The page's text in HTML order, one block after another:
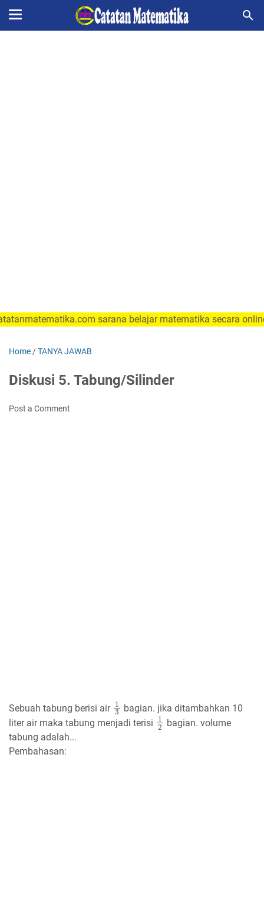
sarana belajar matematika secara online
Home /TANYA JAWAB
Diskusi 5. Tabung/Silinder
Post a Comment
Sebuah tabung berisi air
1
bagian. jika ditambahkan 10
liter air maka tabung menjadi terisi
12
bagian. volume
tabung adalah...
Pembahasan: